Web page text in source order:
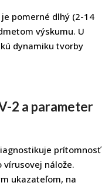
je pomerné dlhý (2-14
výskumu. U
dynamiku tvorby
2 a parameter
prítomnosť
nálože.
ukazateľom, na